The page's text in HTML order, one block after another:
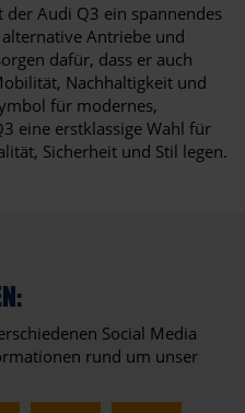
Audi Q3 ein spannendes
Antriebe und
dafür, dass er auch
Nachhaltigkeit und
für modernes,
eine erstklassige Wahl für
Sicherheit und Stil legen.
Social Media
rund um unser